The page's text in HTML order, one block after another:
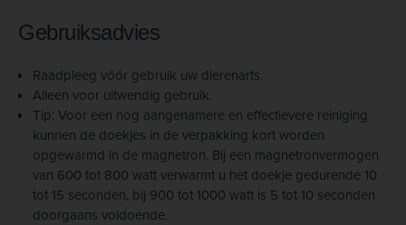
Gebruiksadvies
Raadpleeg vóór gebruik uw dierenarts.
Alleen voor uitwendig gebruik.
Tip: Voor een nog aangenamere en effectievere reiniging
kunnen de doekjes in de verpakking kort worden
opgewarmd in de magnetron. Bij een magnetronvermogen
van 600 tot 800 watt verwarmt u het doekje gedurende 10
tot 15 seconden, bij 900 tot 1000 watt is 5 tot 10 seconden
doorgaans voldoende.